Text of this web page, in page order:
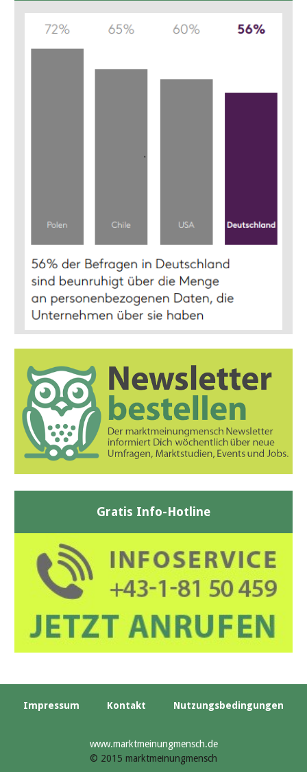
Gratis Info-Hotline
Impressum Kontakt Nutzungsbedingungen
www.marktmeinungmensch.de
© 2015 marktmeinungmensch